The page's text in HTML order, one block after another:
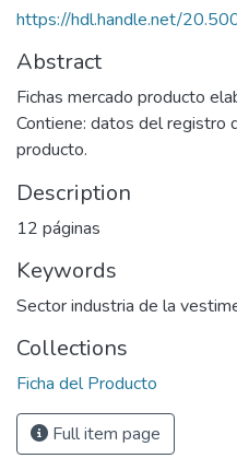
https://hdl.handle.net/
Abstract
Fichas mercado producto
Contiene: datos del registro
producto.
Description
12 páginas
Keywords
Sector industria de la
Collections
Ficha del Producto
Full item page